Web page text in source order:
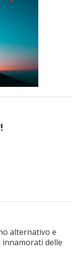
alternativo e
delle